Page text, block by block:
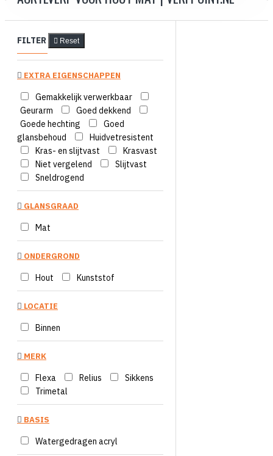
FILTER Reset
EXTRA EIGENSCHAPPEN
Gemakkelijk verwerkbaar
Geurarm
Goed dekkend
Goede hechting
Goed
glansbehoud
Huidvetresistent
Kras- en slijtvast
Krasvast
Niet vergelend
Slijtvast
Sneldrogend
GLANSGRAAD
Mat
ONDERGROND
Hout Kunststof
LOCATIE
Binnen
MERK
Flexa Relius
Sikkens
Trimetal
BASIS
Watergedragen acryl